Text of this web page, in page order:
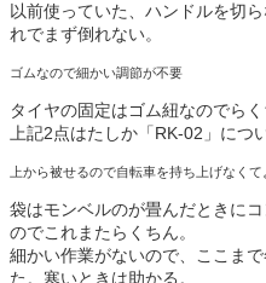
以前使っていた、ハンドルを切
れでまず倒れない。
ゴムなので細かい調節が不要
タイヤの固定はゴム紐なのでらく
上記2点はたしか「RK-02」につ
上から被せるので自転車を持ち上げなくて
袋はモンベルのが畳んだときに
のでこれまたらくちん。
細かい作業がないので、ここま
た。寒いときは助かる。